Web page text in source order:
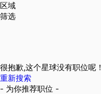
区域
筛选
很抱歉,这个星球没有职位呢！
重新搜索
- 为你推荐职位 -